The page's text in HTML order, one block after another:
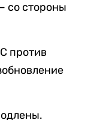
со стороны
против